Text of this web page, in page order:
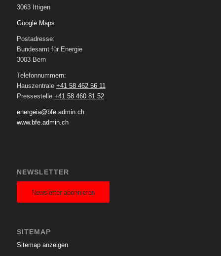
3063 Ittigen
Google Maps
Postadresse:
Bundesamt für Energie
3003 Bern
Telefonnummern:
Hauszentrale +41 58 462 56 11
Pressestelle +41 58 460 81 52
energeia@bfe.admin.ch
www.bfe.admin.ch
NEWSLETTER
Newsletter abonnieren
SITEMAP
Sitemap anzeigen